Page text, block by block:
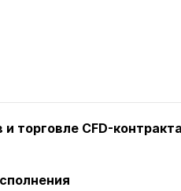
торговле CFD-